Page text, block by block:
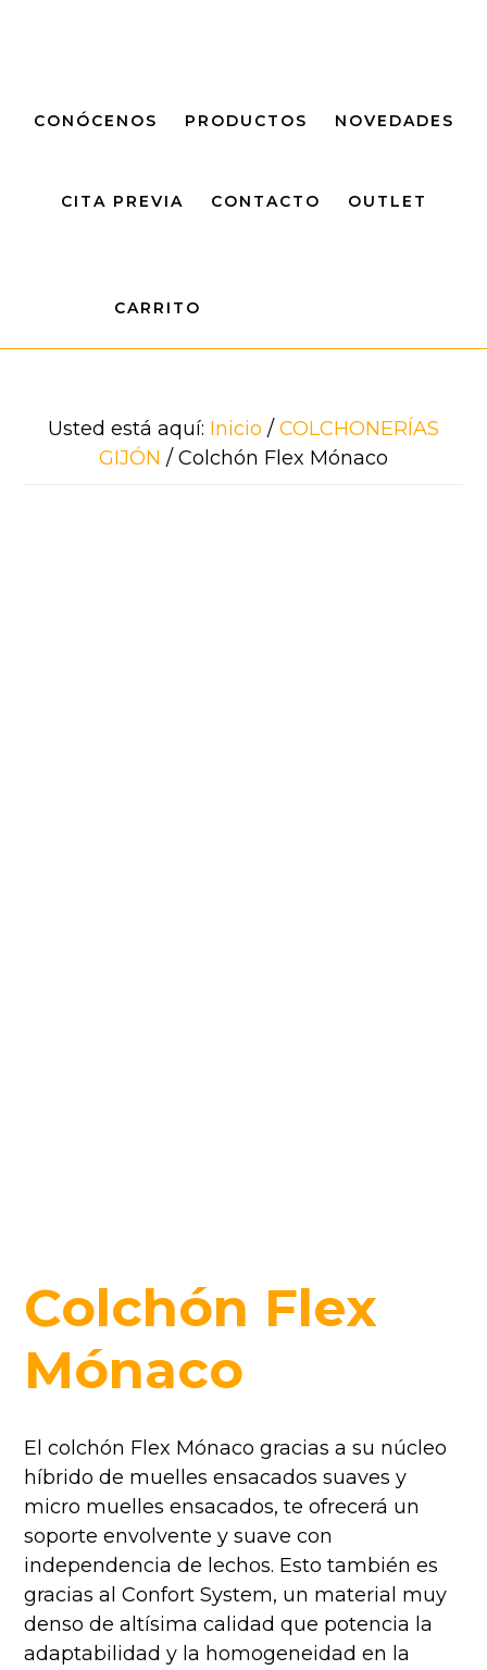
página
CONÓCENOS PRODUCTOS NOVEDADES
CITA PREVIA CONTACTO OUTLET
CARRITO
Usted está aquí: Inicio / COLCHONERÍAS
GIJÓN / Colchón Flex Mónaco
Colchón Flex
Mónaco
El colchón Flex Mónaco gracias a su núcleo
híbrido de muelles ensacados suaves y
micro muelles ensacados, te ofrecerá un
soporte envolvente y suave con
independencia de lechos. Esto también es
gracias al Confort System, un material muy
denso de altísima calidad que potencia la
adaptabilidad y la homogeneidad en la